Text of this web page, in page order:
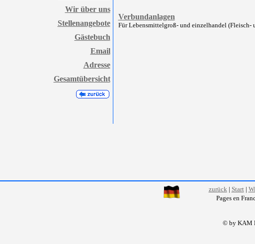
Wir über uns
Stellenangebote
Gästebuch
Email
Adresse
Gesamtübersicht
Verbundanlagen
Für Lebensmittelgroß- und einzelhandel
zurück| Start|
Pages en
© by KAM